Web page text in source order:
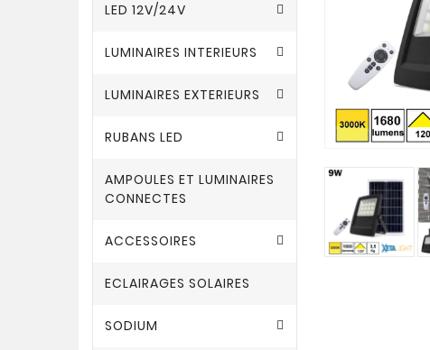
LED 12V/24V
LUMINAIRES INTERIEURS
LUMINAIRES EXTERIEURS
RUBANS LED
AMPOULES ET LUMINAIRES
CONNECTES
ACCESSOIRES
ECLAIRAGES SOLAIRES
SODIUM